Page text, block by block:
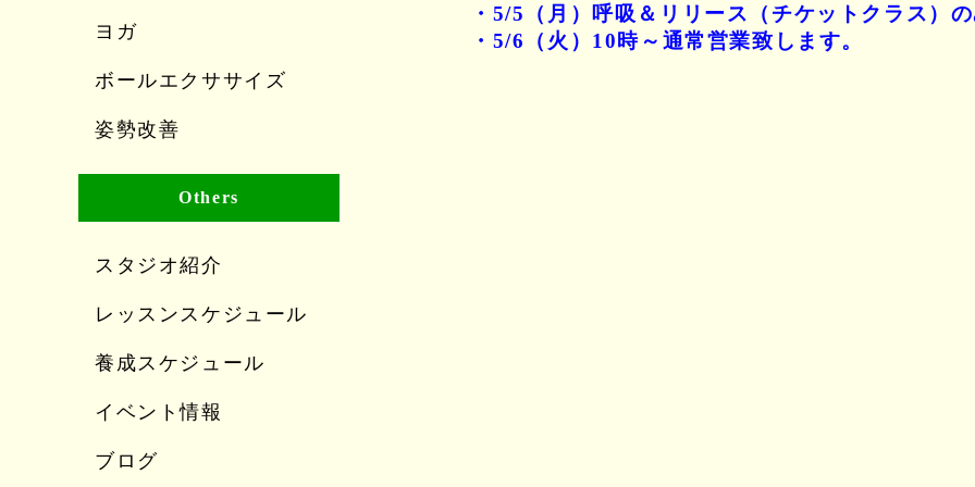
ヨガ
ボールエクササイズ
姿勢改善
Others
スタジオ紹介
レッスンスケジュール
養成スケジュール
イベント情報
ブログ
・5/5（月）呼吸＆リリース（チケットクラス）
・5/6（火）10時～通常営業致します。